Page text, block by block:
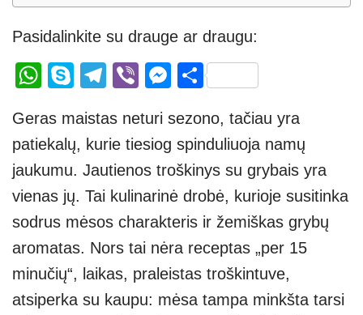
Pasidalinkite su drauge ar draugu:
W
at
s
A
p
p
S
p
e
T
e
gr
a
m
Vi
er
M
ss
e
n
g
er
S
ar
e
Geras maistas neturi sezono, tačiau yra
patiekalų, kurie tiesiog spinduliuoja namų
jaukumu. Jautienos troškinys su grybais yra
vienas jų. Tai kulinarinė drobė, kurioje susitinka
sodrus mėsos charakteris ir žemiškas grybų
aromatas. Nors tai nėra receptas „per 15
minučių“, laikas, praleistas troškintuve,
atsiperka su kaupu: mėsa tampa minkšta tarsi